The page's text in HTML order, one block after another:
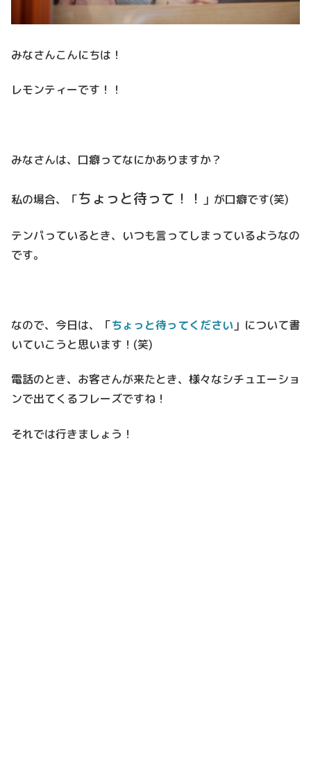
みなさんこんにちは！
レモンティーです！！
みなさんは、口癖ってなにかありますか？
私の場合、「ちょっと待って！！ 」が口癖です(笑)
テンパっているとき、いつも言ってしまっているようなの
です。
なので、今日は、「ちょっと待ってください 」について書
いていこうと思います！(笑)
電話のとき、お客さんが来たとき、様々なシチュエーショ
ンで出てくるフレーズですね！
それでは行きましょう！